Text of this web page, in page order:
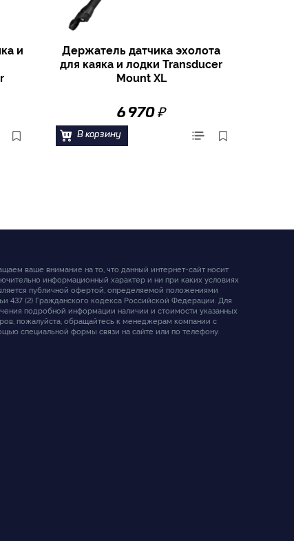
и
Держатель датчика эхолота
для каяка и лодки Transducer
Mount XL
6 970 ₽
В корзину
ваше внимание на то, что данный интернет-сайт носит
информационный характер и ни при каких условиях
публичной офертой, определяемой положениями
437 (2) Гражданского кодекса Российской Федерации. Для
подробной информации наличии и стоимости указанных
пожалуйста, обращайтесь к менеджерам компании с
специальной формы связи на сайте или по телефону.